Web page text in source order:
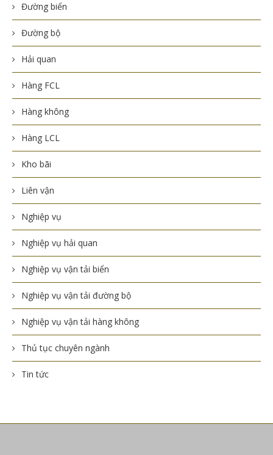
Đường biển
Đường bộ
Hải quan
Hàng FCL
Hàng không
Hàng LCL
Kho bãi
Liên vận
Nghiệp vụ
Nghiệp vụ hải quan
Nghiệp vụ vận tải biển
Nghiệp vụ vận tải đường bộ
Nghiệp vụ vận tải hàng không
Thủ tục chuyên ngành
Tin tức